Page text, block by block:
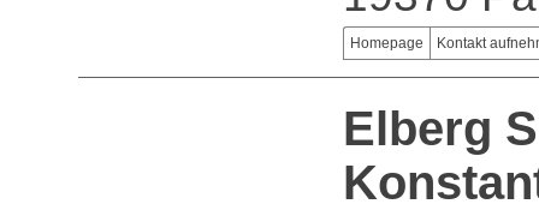
Homepage Kontakt
Elberg